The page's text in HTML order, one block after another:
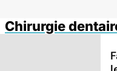
Chirurgie